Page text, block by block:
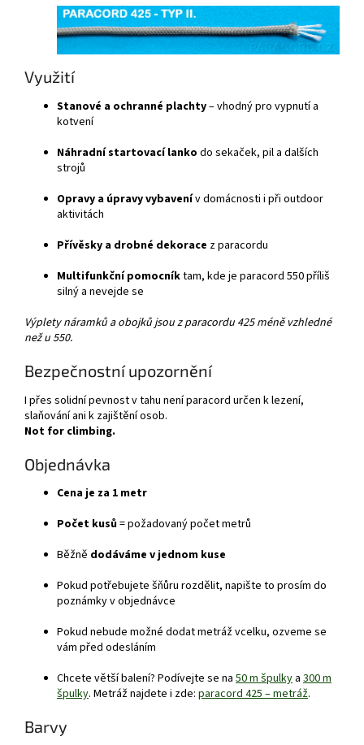
Využití
Stanové a ochranné plachty– vhodný pro vypnutí a
kotvení
Náhradní startovací lanko do sekaček, pil a dalších
strojů
Opravy a úpravy vybavenív domácnosti i při outdoor
aktivitách
Přívěsky a drobné dekorace z paracordu
Multifunkční pomocníktam, kde je paracord 550 příliš
silný a nevejde se
Výplety náramků a obojků jsou z paracordu 425 méně vzhledné
než u 550.
Bezpečnostní upozornění
I přes solidní pevnost v tahu není paracord určen k lezení,
slaňování ani k zajištění osob.
Not for climbing.
Objednávka
Cena je za 1 metr
Počet kusů= požadovaný počet metrů
Běžně dodáváme v jednom kuse
Pokud potřebujete šňůru rozdělit, napište to prosím do
poznámky v objednávce
Pokud nebude možné dodat metráž vcelku, ozveme se
vám před odesláním
Chcete větší balení? Podívejte se na 50 m špulky a 300 m
špulky. Metráž najdete i zde: paracord 425 – metráž.
Barvy